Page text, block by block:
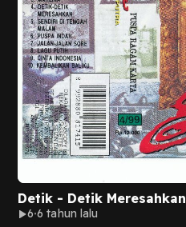
Detik - Detik Meresahkan
6 6 tahun lalu